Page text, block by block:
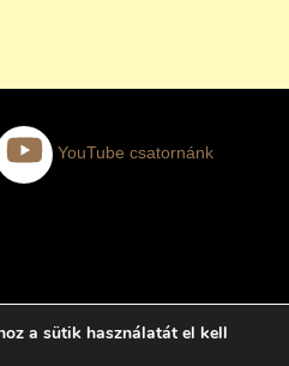
YouTube csatornánk
ELÉGEDETT NYARALÓK
a sütik használatát el kell